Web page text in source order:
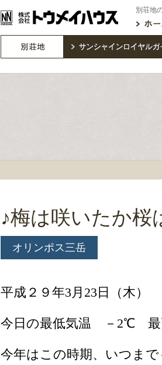
別荘地
♪梅は咲いたか桜
オリンポス三岳
平成２９年3月23日（木）
今日の最低気温 －2℃
今年はこの時期、いつま